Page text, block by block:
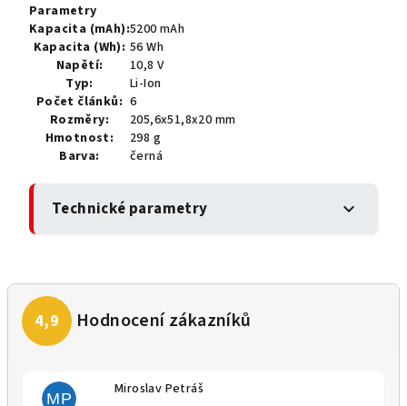
Parametry
Kapacita (mAh):5200 mAh
Kapacita (Wh): 56 Wh
Napětí:
10,8 V
Typ:
Li-Ion
Počet článků: 6
Rozměry:
205,6x51,8x20 mm
Hmotnost:
298 g
Barva:
černá
Technické parametry expand_more
MP
Miroslav Petráš